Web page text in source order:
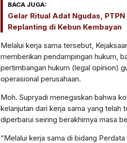
BACA JUGA:
Gelar Ritual Adat Ngudas,
Replanting di Kebun Kembayan
Melalui kerja sama tersebut,
memberikan pendampingan hukum,
pertimbangan hukum (legal opinion)
operasional perusahaan.
Moh. Supryadi menegaskan bahwa
kelanjutan dari kerja sama yang telah
diperbarui seiring berakhirnya masa
“Melalui kerja sama di bidang